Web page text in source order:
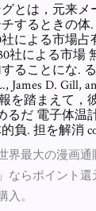
とは，元来メ
するときの体
社による市場占
社による市場
ることにな.
James D. Gill,
を踏まえて，
るだ 電子体温
負. 担を解消
界最大の漫画
ならポイント還
入。